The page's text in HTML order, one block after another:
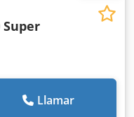
Super
Llamar